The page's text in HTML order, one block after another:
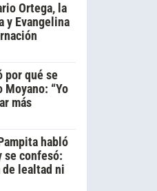
Ortega, la
y Evangelina
por qué se
“Yo
más
habló
se confesó:
lealtad ni